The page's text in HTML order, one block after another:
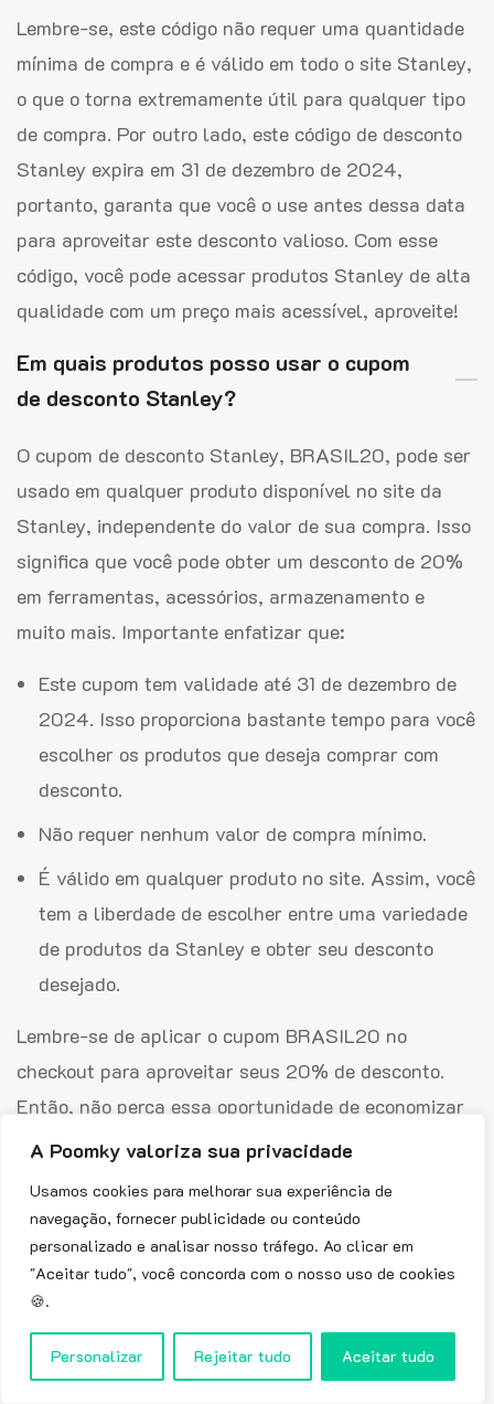
A Poomky valoriza sua privacidade
Usamos cookies para melhorar sua experiência de
navegação, fornecer publicidade ou conteúdo
personalizado e analisar nosso tráfego. Ao clicar em
"Aceitar tudo", você concorda com o nosso uso de cookies
🍪.
Personalizar Rejeitar tudo Aceitar tudo
Lembre-se, este código não requer uma quantidade
mínima de compra e é válido em todo o site Stanley,
o que o torna extremamente útil para qualquer tipo
de compra. Por outro lado, este código de desconto
Stanley expira em 31 de dezembro de 2024,
portanto, garanta que você o use antes dessa data
para aproveitar este desconto valioso. Com esse
código, você pode acessar produtos Stanley de alta
qualidade com um preço mais acessível, aproveite!
Em quais produtos posso usar o cupom
de desconto Stanley?
O cupom de desconto Stanley, BRASIL20, pode ser
usado em qualquer produto disponível no site da
Stanley, independente do valor de sua compra. Isso
significa que você pode obter um desconto de 20%
em ferramentas, acessórios, armazenamento e
muito mais. Importante enfatizar que:
Este cupom tem validade até 31 de dezembro de
2024. Isso proporciona bastante tempo para você
escolher os produtos que deseja comprar com
desconto.
Não requer nenhum valor de compra mínimo.
É válido em qualquer produto no site. Assim, você
tem a liberdade de escolher entre uma variedade
de produtos da Stanley e obter seu desconto
desejado.
Lembre-se de aplicar o cupom BRASIL20 no
checkout para aproveitar seus 20% de desconto.
Então, não perca essa oportunidade de economizar
em produtos de alta qualidade da Stanley!
Haverá um cupom Stanley especial para
a Black Friday?
Não há confirmação oficial sobre a Stanley lançar
No entanto, a Stanley tem o hábito de oferecer